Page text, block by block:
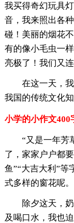
我买得奇幻玩具
音，我来照出各
碰！美丽的烟花
有的像小毛虫一
亮极了！我们又
在这一天，
我国的传统文化知
小学的小作文400
“又是一年芳
了，家家户户都
鱼”“大吉大利”等
式多样的窗花呢。
除夕这天，
及喝口水，我也